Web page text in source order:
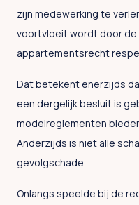
zijn medewerking te
voortvloeit wordt door de
appartementsrecht
Dat betekent enerzijds
een dergelijk besluit is
modelreglementen
Anderzijds is niet alle
gevolgschade.
Onlangs speelde bij de